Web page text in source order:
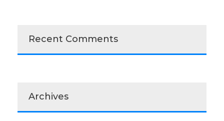
Recent Comments
Archives